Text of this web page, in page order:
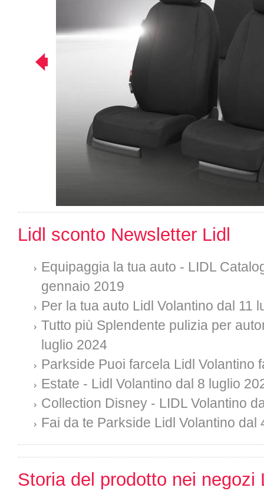
Lidl sconto Newsletter Lidl
Equipaggia la tua auto - LIDL
gennaio 2019
Per la tua auto Lidl Volantino dal 11
Tutto più Splendente pulizia per
luglio 2024
Parkside Puoi farcela Lidl Volantino
Estate - Lidl Volantino dal 8 luglio
Collection Disney - LIDL Volantino
Fai da te Parkside Lidl Volantino dal
Storia del prodotto nei negozi